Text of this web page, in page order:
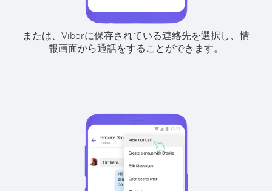
または、Viberに保存されている連絡先を選択し、情
報画面から通話をすることができます。